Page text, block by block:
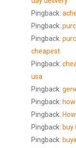
Pingback:
Pingback:
Pingback:
cheapest
Pingback:
usa
Pingback:
Pingback:
Pingback:
Pingback: buy
Pingback: